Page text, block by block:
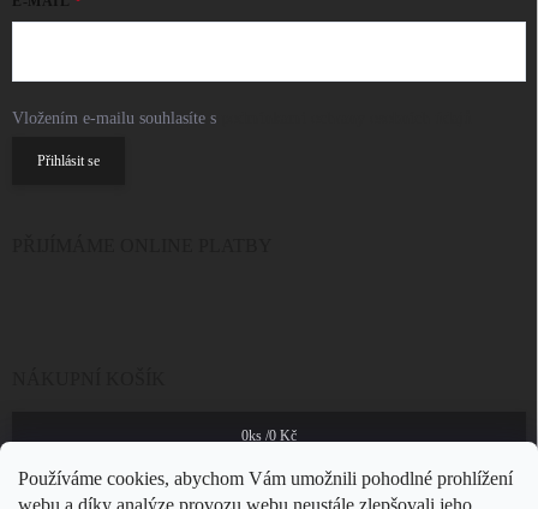
Používáme cookies, abychom Vám umožnili pohodlné prohlížení
webu a díky analýze provozu webu neustále zlepšovali jeho
Vložením e-mailu souhlasíte s
Přihlásit se
0ks /0 Kč